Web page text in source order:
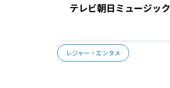
テレビ朝日ミュージック
レジャー・エンタメ